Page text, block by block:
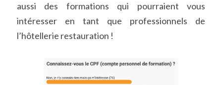
aussi des formations qui pourraient vous
intéresser en tant que professionnels de
l’hôtellerie restauration !